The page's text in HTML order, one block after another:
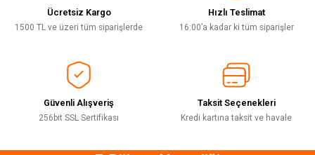
Ürün açıklamasında eksik bilgiler bulunuyor.
Ürün bilgilerinde hatalar bulunuyor.
Bu ürüne benzer farklı alternatifler olmalı.
Deneyimini Paylaş
Ücretsiz Kargo
1500 TL ve üzeri tüm siparişlerde
Hızlı Teslimat
16:00’a kadar ki tüm siparişler
Güvenli Alışveriş
256bit SSL Sertifikası
Taksit Seçenekleri
Kredi kartına taksit ve havale